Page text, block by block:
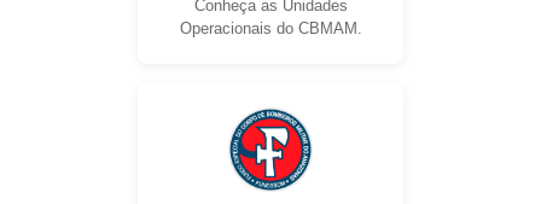
Conheça as Unidades
Operacionais do CBMAM.